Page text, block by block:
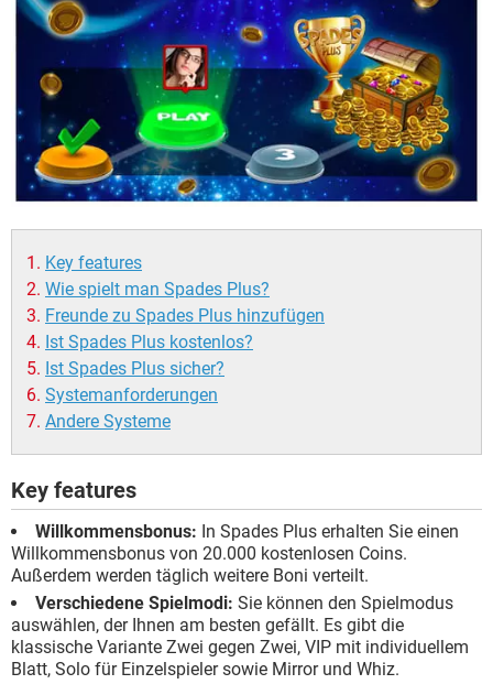
Key features
Wie spielt man Spades Plus?
Freunde zu Spades Plus hinzufügen
Ist Spades Plus kostenlos?
Ist Spades Plus sicher?
Systemanforderungen
Andere Systeme
Key features
Willkommensbonus: In Spades Plus erhalten Sie einen
Willkommensbonus von 20.000 kostenlosen Coins.
Außerdem werden täglich weitere Boni verteilt.
Verschiedene Spielmodi: Sie können den Spielmodus
auswählen, der Ihnen am besten gefällt. Es gibt die
klassische Variante Zwei gegen Zwei, VIP mit individuellem
Blatt, Solo für Einzelspieler sowie Mirror und Whiz.